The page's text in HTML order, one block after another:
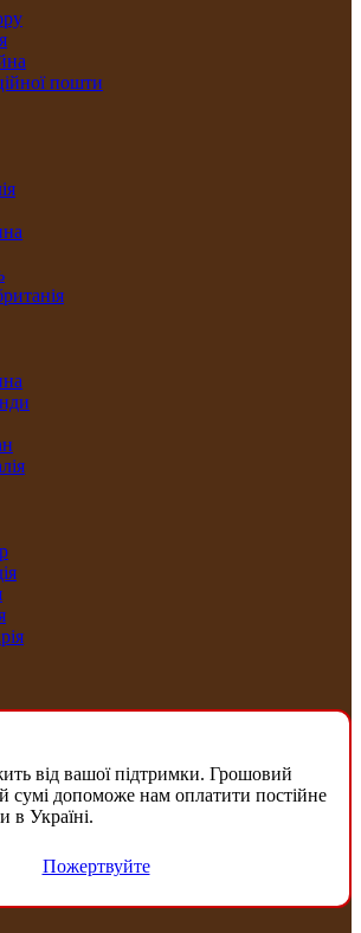
пошти
від вашої підтримки. Грошовий
сумі допоможе нам оплатити постійне
в Україні.
Пожертвуйте